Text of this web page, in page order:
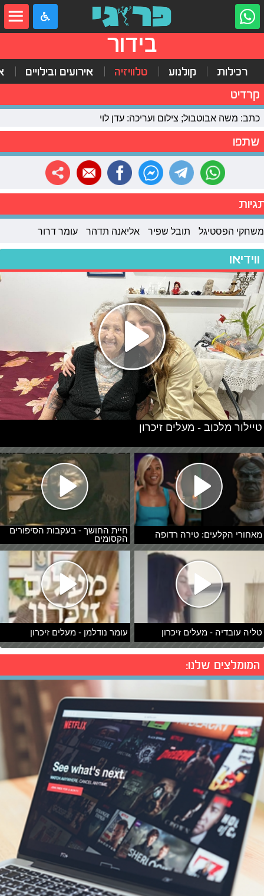
בידור
רכילות קולנוע טלוויזיה אירועים ובילויים
קרדיט
כתב: משה אבוטבול; צילום ועריכה: עדן לוי
שתפו
משחקי הפסטיגל תובל שפיר אליאנה תדהר עומר דרור
ווידיאו
מאחורי הקלעים: טירה רדופה
חיית החושך - בעקבות הסיפורים
הקסומים
טליה עובדיה - מעלים זיכרון עומר נודלמן - מעלים זיכרון
טיילור מלכוב - מעלים זיכרון
המומלצים שלנו: